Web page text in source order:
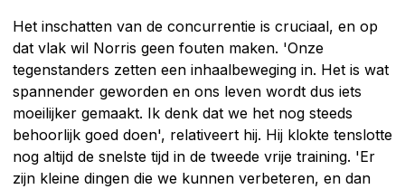
Het inschatten van de concurrentie is cruciaal, en op
dat vlak wil Norris geen fouten maken. 'Onze
tegenstanders zetten een inhaalbeweging in. Het is wat
spannender geworden en ons leven wordt dus iets
moeilijker gemaakt. Ik denk dat we het nog steeds
behoorlijk goed doen', relativeert hij. Hij klokte tenslotte
nog altijd de snelste tijd in de tweede vrije training. 'Er
zijn kleine dingen die we kunnen verbeteren, en dan